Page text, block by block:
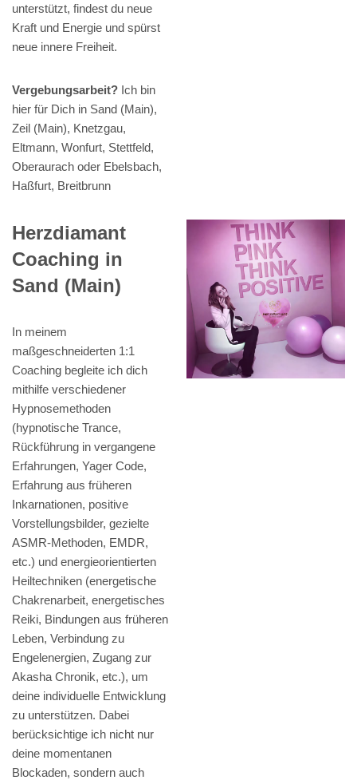
unterstützt, findest du neue
Kraft und Energie und spürst
neue innere Freiheit.
Vergebungsarbeit? Ich bin
hier für Dich in Sand (Main),
Zeil (Main), Knetzgau,
Eltmann, Wonfurt, Stettfeld,
Oberaurach oder Ebelsbach,
Haßfurt, Breitbrunn
Herzdiamant
Coaching in
Sand (Main)
In meinem
maßgeschneiderten 1:1
Coaching begleite ich dich
mithilfe verschiedener
Hypnosemethoden
(hypnotische Trance,
Rückführung in vergangene
Erfahrungen, Yager Code,
Erfahrung aus früheren
Inkarnationen, positive
Vorstellungsbilder, gezielte
ASMR-Methoden, EMDR,
etc.) und energieorientierten
Heiltechniken (energetische
Chakrenarbeit, energetisches
Reiki, Bindungen aus früheren
Leben, Verbindung zu
Engelenergien, Zugang zur
Akasha Chronik, etc.), um
deine individuelle Entwicklung
zu unterstützen. Dabei
berücksichtige ich nicht nur
deine momentanen
Blockaden, sondern auch